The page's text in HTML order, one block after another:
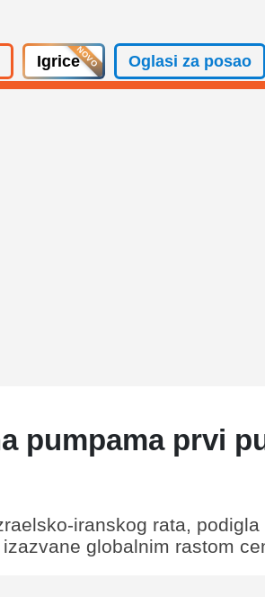
Igrice Oglasi za posao
pumpama prvi
iranskog rata,
globalnim rastom